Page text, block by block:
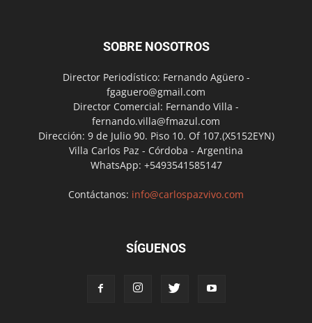
SOBRE NOSOTROS
Director Periodístico: Fernando Agüero -
fgaguero@gmail.com
Director Comercial: Fernando Villa -
fernando.villa@fmazul.com
Dirección: 9 de Julio 90. Piso 10. Of 107.(X5152EYN)
Villa Carlos Paz - Córdoba - Argentina
WhatsApp: +5493541585147
Contáctanos: info@carlospazvivo.com
SÍGUENOS